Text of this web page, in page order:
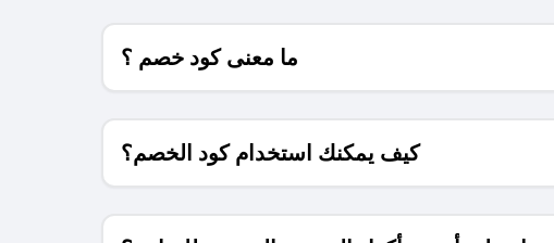
ما معنى كود خصم ؟
كيف يمكنك استخدام كود الخصم؟